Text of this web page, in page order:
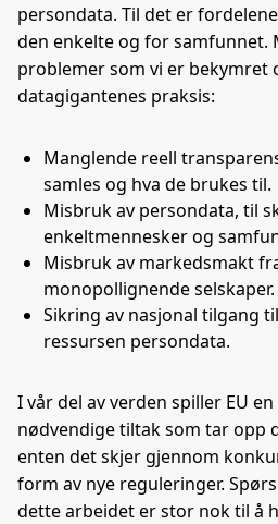
persondata. Til det er
den enkelte og for samfunnet.
problemer som vi er bekymret
datagigantenes praksis:
Manglende reell
samles og hva de brukes til.
Misbruk av persondata, til
enkeltmennesker og
Misbruk av markedsmakt
monopollignende selskaper.
Sikring av nasjonal tilgang
ressursen persondata.
I vår del av verden spiller EU
nødvendige tiltak som tar opp
enten det skjer gjennom
form av nye reguleringer.
dette arbeidet er stor nok til å